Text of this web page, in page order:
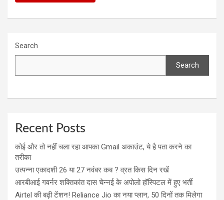
Search
Search
Recent Posts
कोई और तो नहीं चला रहा आपका Gmail अकाउंट, ये है पता करने का
तरीका
उत्पन्ना एकादशी 26 या 27 नवंबर कब ? व्रत किस दिन रखें
आरबीआई गवर्नर शक्तिकांत दास चेन्नई के अपोलो हॉस्पिटल में हुए भर्ती
Airtel की बढ़ी टेंशन! Reliance Jio का नया प्लान, 50 दिनों तक मिलेगा